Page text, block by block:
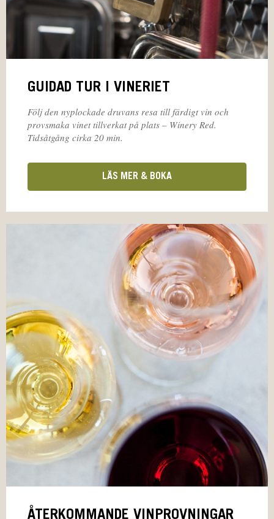
GUIDAD TUR I VINERIET
Följ den nyplockade druvans resa till färdigt vin och
provsmaka vinet tillverkat på plats – Winery Red.
Tidsåtgång cirka 20 min.
LÄS MER & BOKA